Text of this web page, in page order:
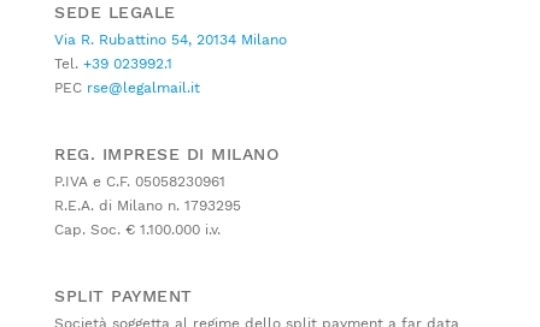
SEDE LEGALE
Via R. Rubattino 54, 20134 Milano
Tel. +39 023992.1
PEC rse@legalmail.it
REG. IMPRESE DI MILANO
P.IVA e C.F. 05058230961
R.E.A. di Milano n. 1793295
Cap. Soc. € 1.100.000 i.v.
SPLIT PAYMENT
Società soggetta al regime dello split payment a far data